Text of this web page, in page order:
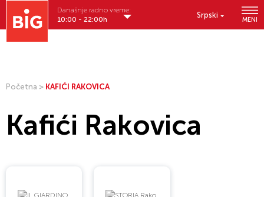
Srpski
MENI
Današnje radno vreme:
10:00 - 22:00h
Početna > KAFIĆI RAKOVICA
Kafići Rakovica